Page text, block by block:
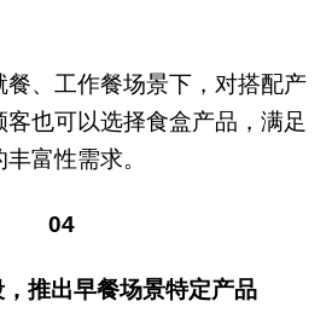
餐、工作餐场景下，对搭配产
也可以选择食盒产品，满足
富性需求。
04
推出早餐场景特定产品